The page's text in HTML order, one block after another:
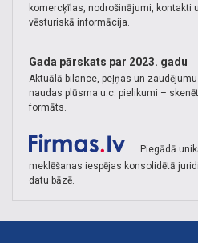
komercķīlas, nodrošinājumi, kontakti
vēsturiskā informācija.
Gada pārskats par 2023. gadu
Aktuālā bilance, peļņas un zaudējumu
naudas plūsma u.c. pielikumi –
formāts.
Piegādā
meklēšanas iespējas konsolidētā
datu bāzē.